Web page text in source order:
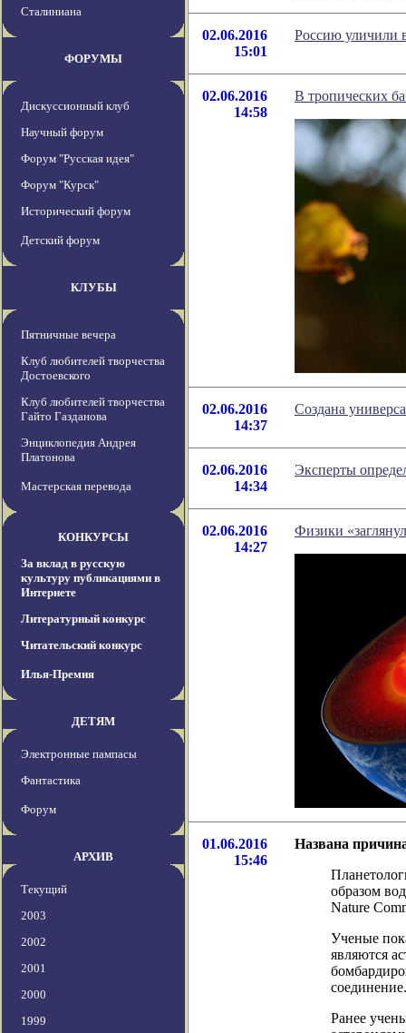
Сталиниана
ФОРУМЫ
Дискуссионный клуб
Научный форум
Форум "Русская идея"
Форум "Курск"
Исторический форум
Детский форум
КЛУБЫ
Пятничные вечера
Клуб любителей творчества
Достоевского
Клуб любителей творчества
Гайто Газданова
Энциклопедия Андрея
Платонова
Мастерская перевода
КОНКУРСЫ
За вклад в русскую
культуру публикациями в
Интернете
Литературный конкурс
Читательский конкурс
Илья-Премия
ДЕТЯМ
Электронные пампасы
Фантастика
Форум
АРХИВ
Текущий
2003
2002
2001
2000
1999
02.06.2016
15:01
Россию уличили
02.06.2016
14:58
В тропических
02.06.2016
14:37
Создана
02.06.2016
14:34
Эксперты
02.06.2016
14:27
Физики
01.06.2016
15:46
Названа
образом
Nature
Ученые
являются
соединение.
Ранее